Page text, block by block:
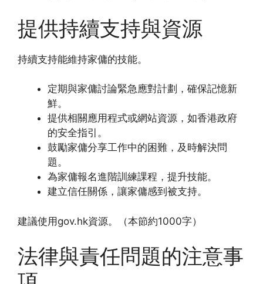
提供持續支持與資源
持續支持能維持家傭的技能。
定期與家傭討論緊急應對計劃，確保記憶新
鮮。
提供相關應用程式或網站資源，如香港政府
的安全指引。
鼓勵家傭分享工作中的困難，及時解決問
題。
為家傭報名進階訓練課程，提升技能。
建立信任關係，讓家傭感到被支持。
建議使用gov.hk資源。（本節約1000字）
法律與責任問題的注意事